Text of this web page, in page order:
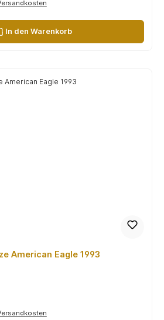
In den Warenkorb
American Eagle 1993